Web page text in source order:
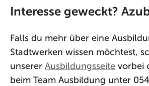
Interesse geweckt?
Falls du mehr über eine
Stadtwerken wissen möchtest,
unserer Ausbildungsseite vorbei
beim Team Ausbildung unter